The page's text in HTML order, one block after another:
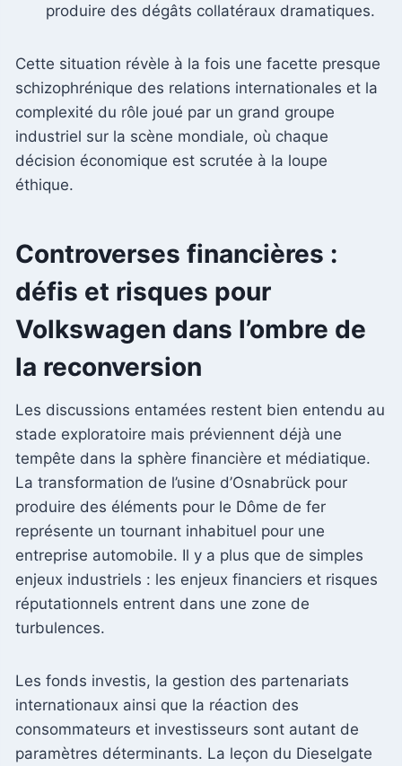
produire des dégâts collatéraux dramatiques.
Cette situation révèle à la fois une facette presque
schizophrénique des relations internationales et la
complexité du rôle joué par un grand groupe
industriel sur la scène mondiale, où chaque
décision économique est scrutée à la loupe
éthique.
Controverses financières :
défis et risques pour
Volkswagen dans l’ombre de
la reconversion
Les discussions entamées restent bien entendu au
stade exploratoire mais préviennent déjà une
tempête dans la sphère financière et médiatique.
La transformation de l’usine d’Osnabrück pour
produire des éléments pour le Dôme de fer
représente un tournant inhabituel pour une
entreprise automobile. Il y a plus que de simples
enjeux industriels : les enjeux financiers et risques
réputationnels entrent dans une zone de
turbulences.
Les fonds investis, la gestion des partenariats
internationaux ainsi que la réaction des
consommateurs et investisseurs sont autant de
paramètres déterminants. La leçon du Dieselgate